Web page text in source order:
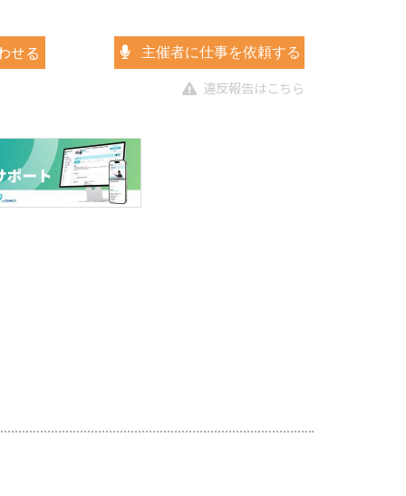
せる 主催者に仕事を依頼する
違反報告はこちら